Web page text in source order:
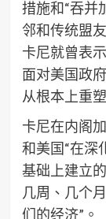
措施和“吞并
邻和传统盟
卡尼就曾表
面对美国政
从根本上重
卡尼在内阁
和美国“在深
基础上建立
几周、几个
们的经济”。